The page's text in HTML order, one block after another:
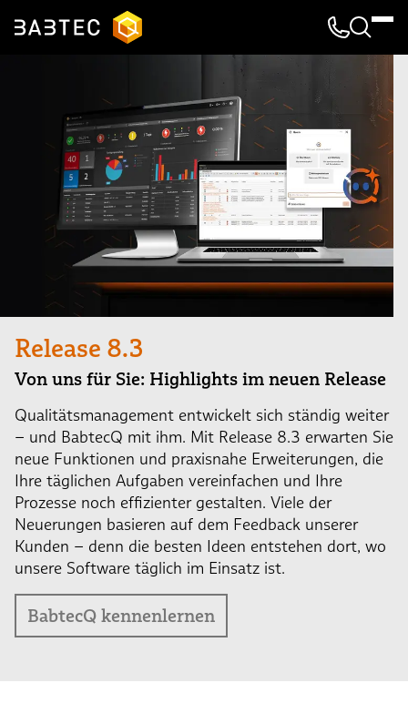
Suche
Kontakt &
Release 8.3
Von uns für Sie: Highlights im neuen Release
Qualitätsmanagement entwickelt sich ständig weiter
– und BabtecQ mit ihm. Mit Release 8.3 erwarten Sie
neue Funktionen und praxisnahe Erweiterungen, die
Ihre täglichen Aufgaben vereinfachen und Ihre
Prozesse noch effizienter gestalten. Viele der
Neuerungen basieren auf dem Feedback unserer
Kunden – denn die besten Ideen entstehen dort, wo
unsere Software täglich im Einsatz ist.
BabtecQ kennenlernen